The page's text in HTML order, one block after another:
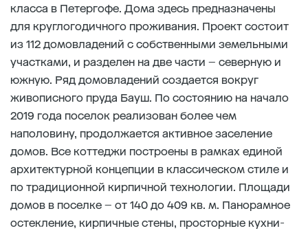
класса в Петергофе. Дома здесь предназначены
для круглогодичного проживания. Проект состоит
из 112 домовладений с собственными земельными
участками, и разделен на две части – северную и
южную. Ряд домовладений создается вокруг
живописного пруда Бауш. По состоянию на начало
2019 года поселок реализован более чем
наполовину, продолжается активное заселение
домов. Все коттеджи построены в рамках единой
архитектурной концепции в классическом стиле и
по традиционной кирпичной технологии. Площади
домов в поселке – от 140 до 409 кв. м. Панорамное
остекление, кирпичные стены, просторные кухни-